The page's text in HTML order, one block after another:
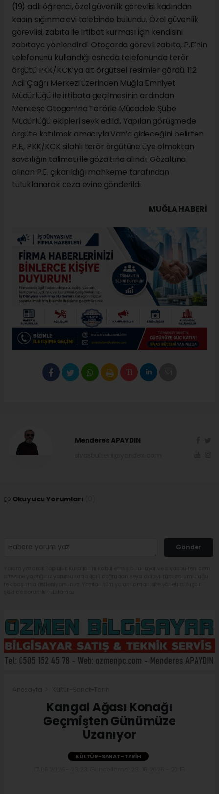
(19) adlı öğrenci, özel güvenlik görevlisi kadından
kadın sığınma evi talebinde bulundu. Özel güvenlik
görevlisi, zabıta ile irtibat kurması için kendisini
zabıtaya yönlendirdi. Otogarda görevli zabıta, P.E’nin
telefonunu kullandığı esnada telefonunda terör
örgütü PKK/KCK’ya ait örgütsel resimler gördü. 112
Acil Çağrı Merkezi üzerinden Muğla Emniyet
Müdürlüğü ile irtibata geçilmesinin ardından
Menteşe Otogarı’na Terörle Mücadele Şube
Müdürlüğü ekipleri sevk edildi. Yapılan görüşmede
örgüte katılmak amacıyla Van’a gideceğini belirten
P.E., PKK/KCK silahlı terör örgütüne üye olmaktan
savcılığın talimatı ile gözaltına alındı. Gözaltına
alınan P.E. çıkarıldığı mahkeme tarafından
tutuklanarak ceza evine gönderildi.
MUĞLA HABERİ
Menderes APAYDIN
Okuyucu Yorumları
Gönder
Kangal Ağası Konağı
Geçmişten Günümüze
Uzanıyor
KÜLTÜR-SANAT-TARIH